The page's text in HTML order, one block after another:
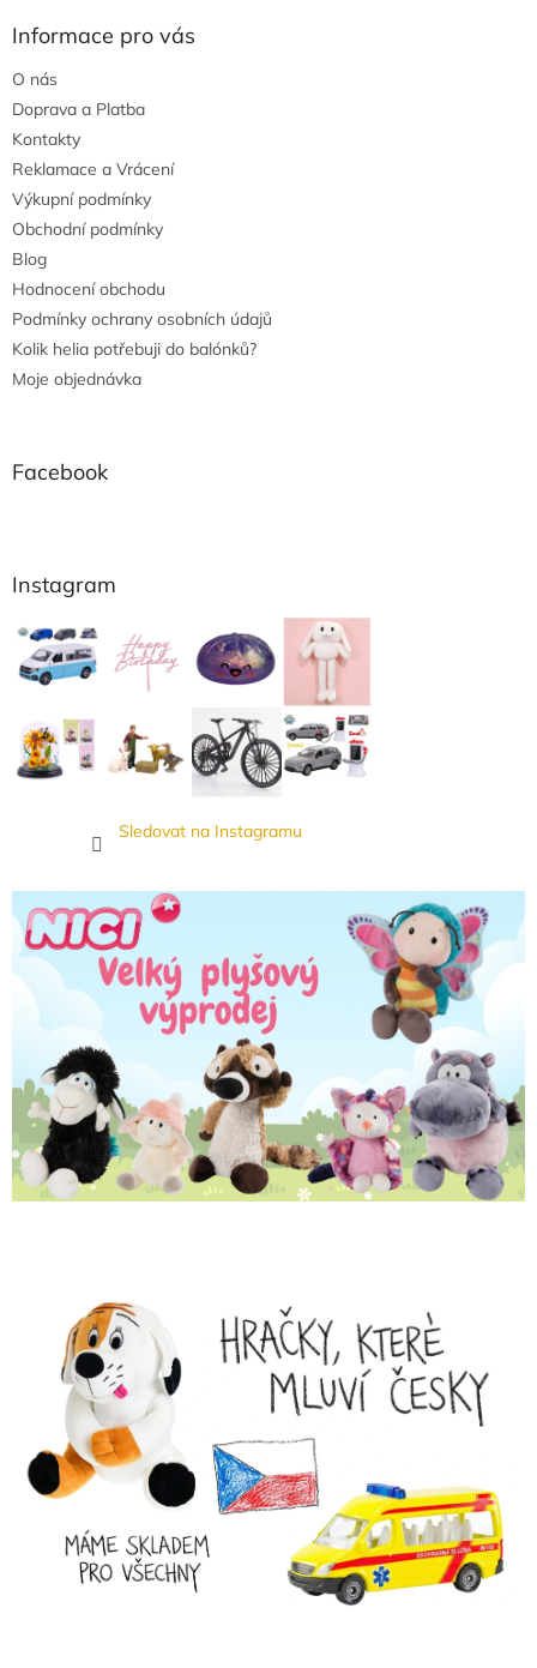
Informace pro vás
O nás
Doprava a Platba
Kontakty
Reklamace a Vrácení
Výkupní podmínky
Obchodní podmínky
Blog
Hodnocení obchodu
Podmínky ochrany osobních údajů
Kolik helia potřebuji do balónků?
Moje objednávka
Facebook
Instagram
Sledovat na Instagramu